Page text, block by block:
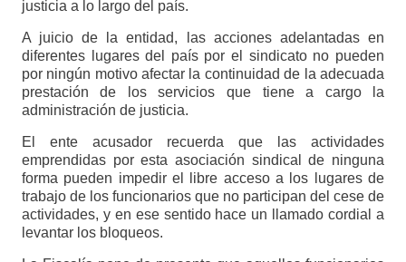
justicia a lo largo del país.
A juicio de la entidad, las acciones adelantadas en
diferentes lugares del país por el sindicato no pueden
por ningún motivo afectar la continuidad de la adecuada
prestación de los servicios que tiene a cargo la
administración de justicia.
El ente acusador recuerda que las actividades
emprendidas por esta asociación sindical de ninguna
forma pueden impedir el libre acceso a los lugares de
trabajo de los funcionarios que no participan del cese de
actividades, y en ese sentido hace un llamado cordial a
levantar los bloqueos.